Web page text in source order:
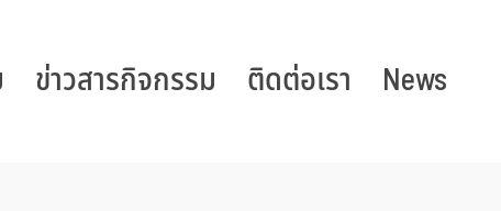
ข่าวสารกิจกรรม ติดต่อเรา News